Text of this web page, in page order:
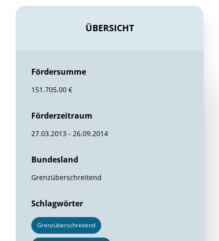
ÜBERSICHT
Fördersumme
151.705,00 €
Förderzeitraum
27.03.2013 - 26.09.2014
Bundesland
Grenzüberschreitend
Schlagwörter
Grenzüberschreitend